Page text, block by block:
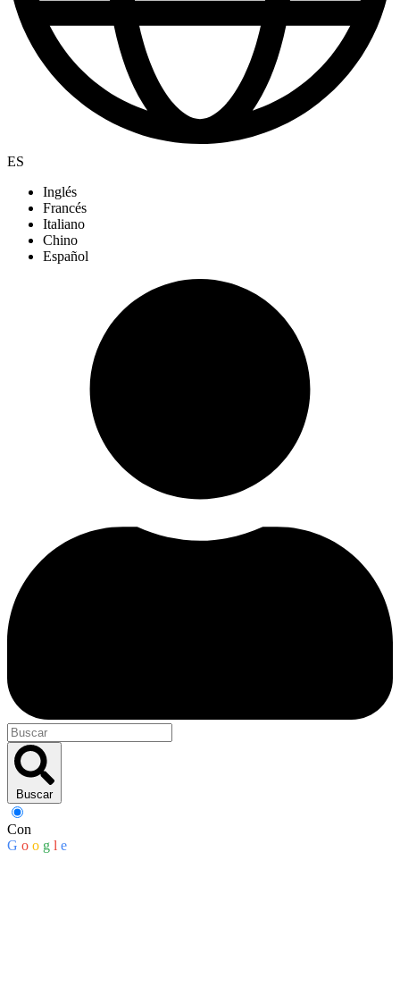
ES
Inglés
Francés
Italiano
Chino
Español
Buscar
Con
G o o g l e